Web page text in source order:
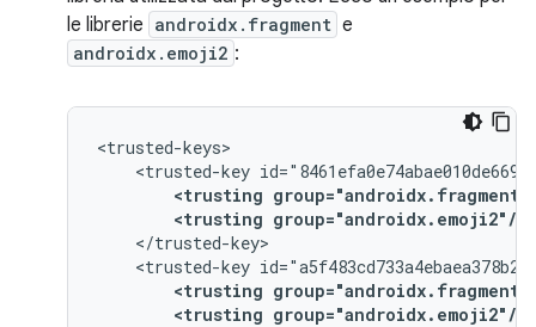
le librerie androidx.fragment e
androidx.emoji2 :
<trusted-key
<trusting
<trusting group="androidx.emoji2"/>
<trusted-key
<trusting
<trusting group="androidx.emoji2"/>